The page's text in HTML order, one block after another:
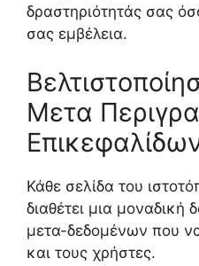
δραστηριότητάς σας
σας εμβέλεια.
Μετα
Κάθε σελίδα του
διαθέτει μια μοναδική
μετα-δεδομένων που
και τους χρήστες.